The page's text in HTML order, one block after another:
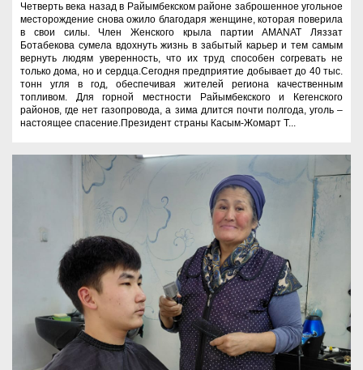
Четверть века назад в Райымбекском районе заброшенное угольное
месторождение снова ожило благодаря женщине, которая поверила
в свои силы. Член Женского крыла партии AMANAT Ляззат
Ботабекова сумела вдохнуть жизнь в забытый карьер и тем самым
вернуть людям уверенность, что их труд способен согревать не
только дома, но и сердца.Сегодня предприятие добывает до 40 тыс.
тонн угля в год, обеспечивая жителей региона качественным
топливом. Для горной местности Райымбекского и Кегенского
районов, где нет газопровода, а зима длится почти полгода, уголь –
настоящее спасение.Президент страны Касым-Жомарт Т...